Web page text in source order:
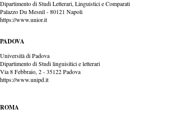
Dipartimento di Studi Letterari, Linguistici e Comparati
Palazzo Du Mesnil - 80121 Napoli
https://www.unior.it
PADOVA
Università di Padova
Dipartimento di Studi linguisitici e letterari
Via 8 Febbraio, 2 - 35122 Padova
https://www.unipd.it
ROMA